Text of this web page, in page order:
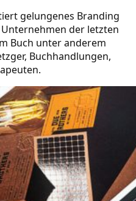
gelungenes Branding
der letzten
Buch unter anderem
Buchhandlungen,